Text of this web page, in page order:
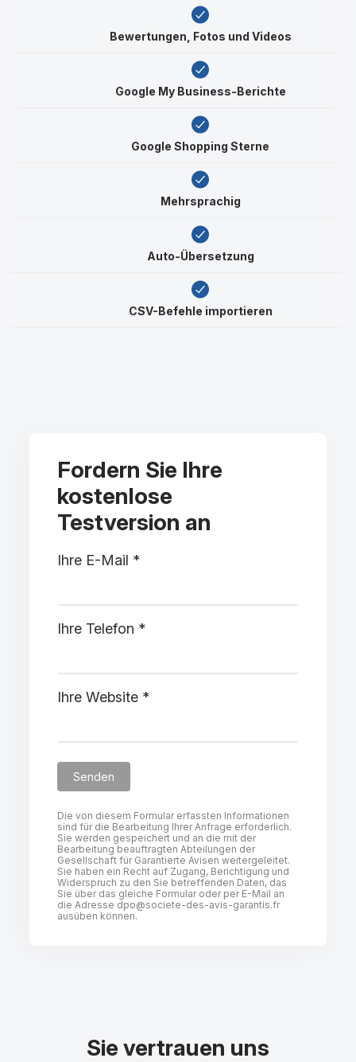
Bewertungen, Fotos und Videos
Google My Business-Berichte
Google Shopping Sterne
Mehrsprachig
Auto-Übersetzung
CSV-Befehle importieren
Fordern Sie Ihre
kostenlose
Testversion an
Ihre E-Mail *
Ihre Telefon *
Ihre Website *
Die von diesem Formular erfassten Informationen
sind für die Bearbeitung Ihrer Anfrage erforderlich.
Sie werden gespeichert und an die mit der
Bearbeitung beauftragten Abteilungen der
Gesellschaft für Garantierte Avisen weitergeleitet.
Sie haben ein Recht auf Zugang, Berichtigung und
Widerspruch zu den Sie betreffenden Daten, das
Sie über das gleiche Formular oder per E-Mail an
die Adresse dpo@societe-des-avis-garantis.fr
ausüben können.
Sie vertrauen uns